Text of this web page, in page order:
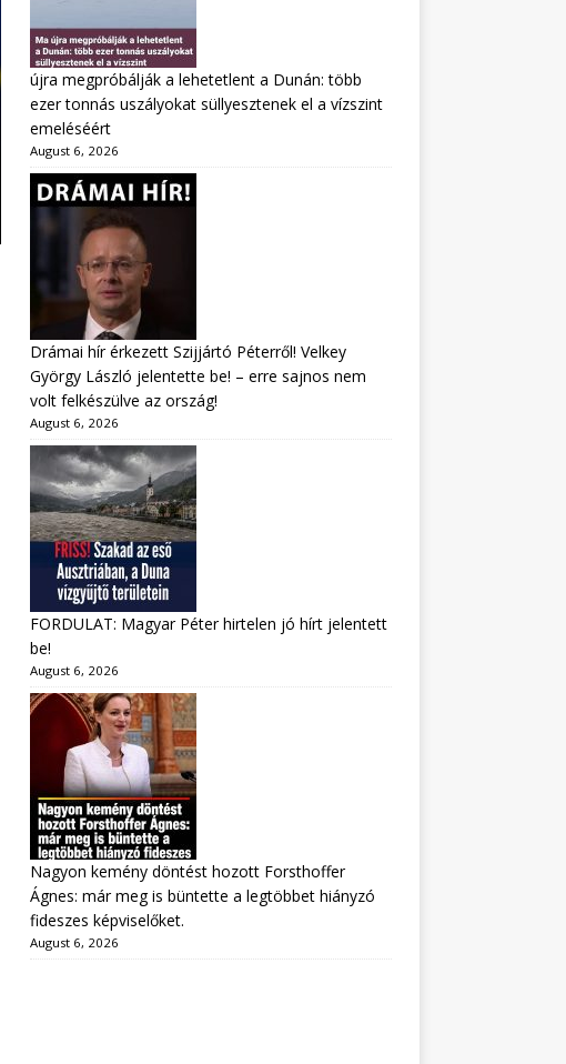
újra megpróbálják a lehetetlent a Dunán: több
ezer tonnás uszályokat süllyesztenek el a vízszint
emeléséért
August 6, 2026
Drámai hír érkezett Szijjártó Péterről! Velkey
György László jelentette be! – erre sajnos nem
volt felkészülve az ország!
August 6, 2026
FORDULAT: Magyar Péter hirtelen jó hírt jelentett
be!
August 6, 2026
Nagyon kemény döntést hozott Forsthoffer
Ágnes: már meg is büntette a legtöbbet hiányzó
fideszes képviselőket.
August 6, 2026